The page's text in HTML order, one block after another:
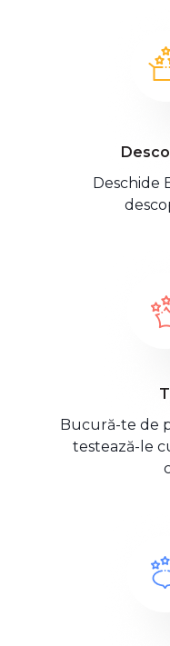
Deschide
Bucură-te de
testează-le